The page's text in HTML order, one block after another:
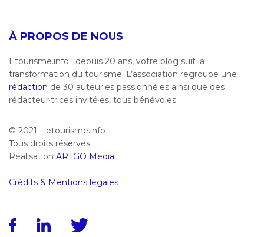
À PROPOS DE NOUS
Etourisme.info : depuis 20 ans, votre blog suit la
transformation du tourisme. L’association regroupe une
rédaction de 30 auteur·es passionné·es ainsi que des
rédacteur·trices invité·es, tous bénévoles.
© 2021 – etourisme.info
Tous droits réservés
Réalisation ARTGO Média
Crédits & Mentions légales